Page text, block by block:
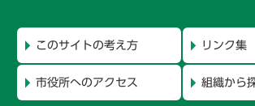
このサイトの考え方 リンク集
市役所へのアクセス 組織から